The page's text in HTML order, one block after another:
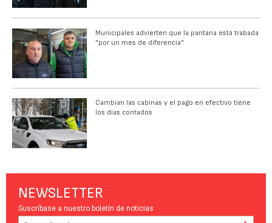
Municipales advierten que la paritaria está trabada
"por un mes de diferencia"
Cambian las cabinas y el pago en efectivo tiene
los días contados
NEWSLETTER
Suscríbase a nuestro boletín de noticias